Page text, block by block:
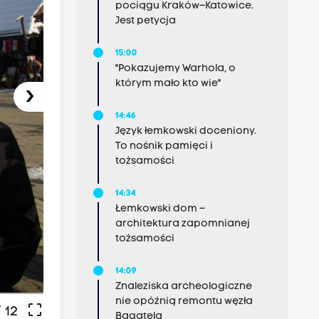
Fot. P. Bolechowski
›
crop_free
pociągu Kraków–Katowice.
Jest petycja
15:00
"Pokazujemy Warhola, o
którym mało kto wie"
14:46
Język łemkowski doceniony.
To nośnik pamięci i
tożsamości
14:34
Łemkowski dom –
architektura zapomnianej
tożsamości
14:09
Znaleziska archeologiczne
nie opóźnią remontu węzła
Bagatela